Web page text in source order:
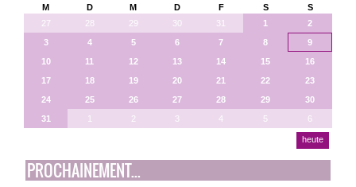
M D M D F S
S
27
28 29 30 31 1
2
3
4 5 6 7 8
9
10
11 12 13 14 15
16
17
18 19 20 21 22
23
24
25 26 27 28 29
30
31
1 2 3 4 5 6
heute
PROCHAINEMENT...